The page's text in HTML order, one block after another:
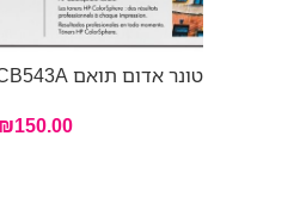
טונר אדום תואם HP CB543A
₪150.00